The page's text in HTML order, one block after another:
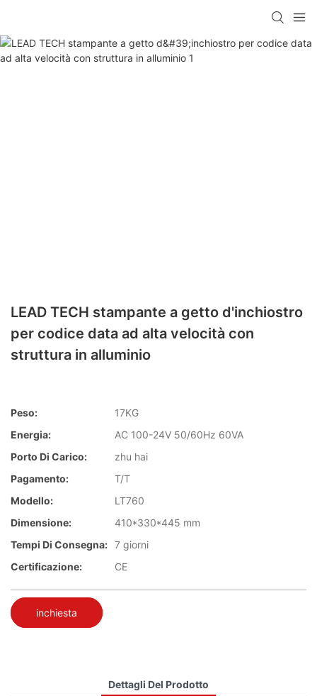
LEAD TECH stampante a getto d'inchiostro
per codice data ad alta velocità con
struttura in alluminio
Peso:
17KG
Energia:
AC 100-24V 50/60Hz 60VA
Porto Di Carico:
zhu hai
Pagamento:
T/T
Modello:
LT760
Dimensione:
410*330*445 mm
Tempi Di Consegna: 7 giorni
Certificazione:
CE
inchiesta
Dettagli Del Prodotto